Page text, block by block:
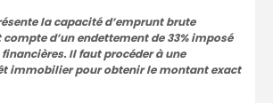
la capacité d’emprunt brute
d’un endettement de 33% imposé
Il faut procéder à une
immobilier pour obtenir le montant exact